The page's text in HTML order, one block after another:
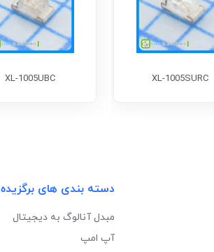
XL-1005SURC
XL-1005UBC
دسته بندی های برگزیده
مبدل آنالوگ به دیجیتال
آپ امپ